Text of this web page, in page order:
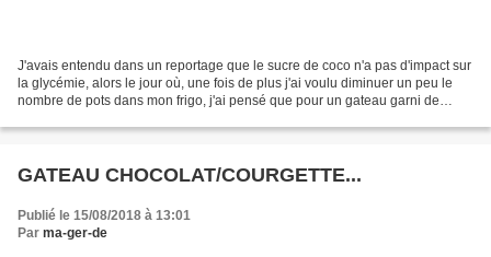
J'avais entendu dans un reportage que le sucre de coco n'a pas d'impact sur
la glycémie, alors le jour où, une fois de plus j'ai voulu diminuer un peu le
nombre de pots dans mon frigo, j'ai pensé que pour un gateau garni de
GATEAU CHOCOLAT/COURGETTE...
Publié le 15/08/2018 à 13:01
Par ma-ger-de